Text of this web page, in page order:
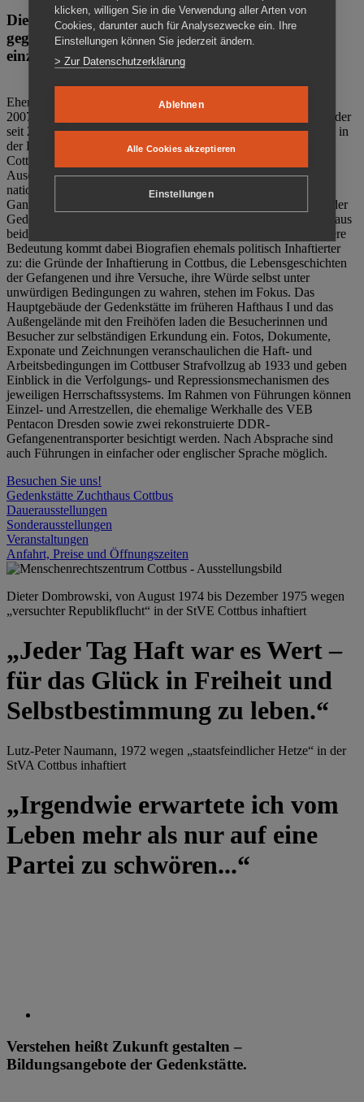
Die Gedenkstätte Zuchthaus Cottbus ist ein Ort
gegen das Vergessen. Anschaulich, nah und
einzigartig.
Ehemalige politische Häftlinge der DDR gründeten im Oktober
2007 den Verein Menschenrechtszentrum Cottbus e. V. (MRZ), der
seit 2011 Eigentümer des ehemaligen Gefängnisses (1860-2002) in
der Bautzener Straße und Träger der Gedenkstätte Zuchthaus
Cottbus ist. Im Zentrum der Arbeit der Gedenkstätte steht die
Auseinandersetzung mit politischem Unrecht während der
nationalsozialistischen Terrorherrschaft und der SED-Diktatur.
Ganzjährig zeigen mehrere Dauer- und Sonderausstellungen in der
Gedenkstätte Zuchthaus Cottbus Beispiele politischen Unrechts aus
beiden deutschen Diktaturen des 20. Jahrhunderts. Eine besondere
Bedeutung kommt dabei Biografien ehemals politisch Inhaftierter
zu: die Gründe der Inhaftierung in Cottbus, die Lebensgeschichten
der Gefangenen und ihre Versuche, ihre Würde selbst unter
unwürdigen Bedingungen zu wahren, stehen im Fokus. Das
Hauptgebäude der Gedenkstätte im früheren Hafthaus I und das
Außengelände mit den Freihöfen laden die Besucherinnen und
Besucher zur selbständigen Erkundung ein. Fotos, Dokumente,
Exponate und Zeichnungen veranschaulichen die Haft- und
Arbeitsbedingungen im Cottbuser Strafvollzug ab 1933 und geben
Einblick in die Verfolgungs- und Repressionsmechanismen des
jeweiligen Herrschaftssystems. Im Rahmen von Führungen können
Einzel- und Arrestzellen, die ehemalige Werkhalle des VEB
Pentacon Dresden sowie zwei rekonstruierte DDR-
Gefangenentransporter besichtigt werden. Nach Absprache sind
auch Führungen in einfacher oder englischer Sprache möglich.
Besuchen Sie uns!
Gedenkstätte Zuchthaus Cottbus
Dauerausstellungen
Sonderausstellungen
Veranstaltungen
Anfahrt, Preise und Öffnungszeiten
Dieter Dombrowski, von August 1974 bis Dezember 1975 wegen
„versuchter Republikflucht“ in der StVE Cottbus inhaftiert
„Jeder Tag Haft war es Wert –
für das Glück in Freiheit und
Selbstbestimmung zu leben.“
Lutz-Peter Naumann, 1972 wegen „staatsfeindlicher Hetze“ in der
StVA Cottbus inhaftiert
„Irgendwie erwartete ich vom
Leben mehr als nur auf eine
Partei zu schwören...“
Verstehen heißt Zukunft gestalten –
Bildungsangebote der Gedenkstätte.
klicken, willigen Sie in die Verwendung aller Arten von
Cookies, darunter auch für Analysezwecke ein. Ihre
Einstellungen können Sie jederzeit ändern.
> Zur Datenschutzerklärung
Ablehnen
Alle Cookies akzeptieren
Einstellungen